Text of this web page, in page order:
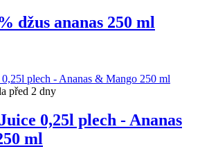
džus ananas 250 ml
před 2 dny
0,25l plech - Ananas
ml